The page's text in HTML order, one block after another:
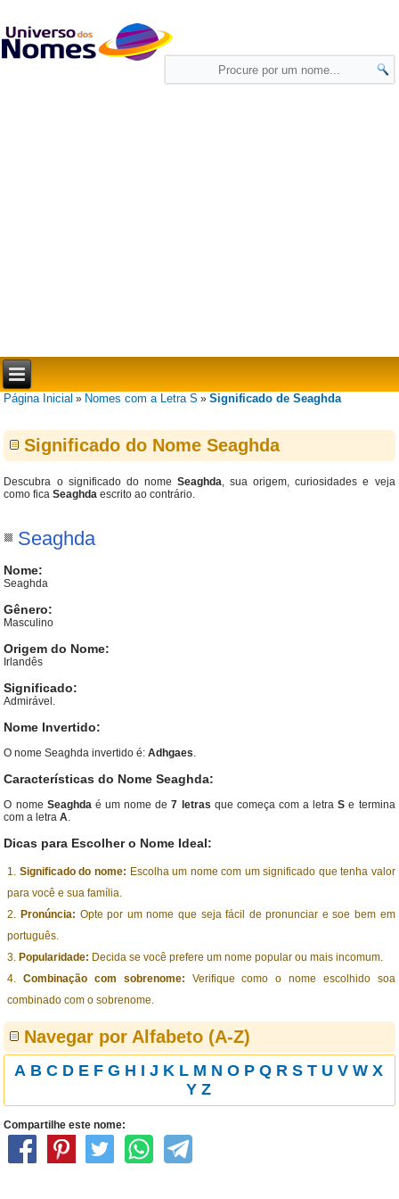
Página Inicial » Nomes com a Letra S »Significado de Seaghda
Significado do Nome Seaghda
Descubra o significado do nome Seaghda, sua origem, curiosidades e veja
como ficaSeaghda escrito ao contrário.
Seaghda
Nome:
Seaghda
Gênero:
Masculino
Origem do Nome:
Irlandês
Significado:
Admirável.
Nome Invertido:
O nome Seaghda invertido é:Adhgaes.
Características do Nome Seaghda:
O nome Seaghdaé um nome de7 letras que começa com a letraS e termina
com a letraA.
Dicas para Escolher o Nome Ideal:
Significado do nome: Escolha um nome com um significado que tenha valor
para você e sua família.
Pronúncia: Opte por um nome que seja fácil de pronunciar e soe bem em
português.
Popularidade: Decida se você prefere um nome popular ou mais incomum.
Combinação com sobrenome: Verifique como o nome escolhido soa
combinado com o sobrenome.
Navegar por Alfabeto (A-Z)
A B C D E F G H I J K L M N O P Q R S T U V W X
Y Z
Compartilhe este nome: